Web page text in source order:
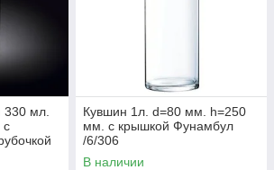
330 мл.
с
1/48/
Кувшин 1л. d=80 мм. h=250
мм. с крышкой Фунамбул
/6/306
В наличии